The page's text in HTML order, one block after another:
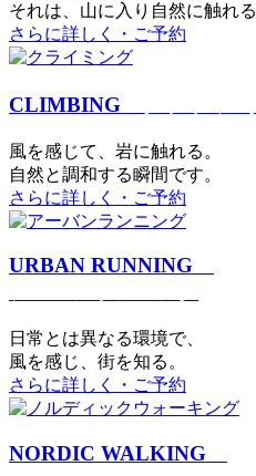
それは、⼭に⼊り⾃然に触れる
さらに詳しく・ご予約
CLIMBING
⾵を感じて、岩に触れる。
⾃然と調和する瞬間です。
さらに詳しく・ご予約
URBAN RUNNING
日常とは異なる環境で、
風を感じ、街を知る。
さらに詳しく・ご予約
NORDIC WALKING